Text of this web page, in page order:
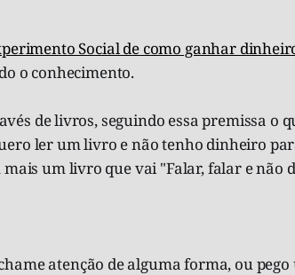
Social de como ganhar
o conhecimento.
de livros, seguindo essa premissa o
ler um livro e não tenho dinheiro
um livro que vai "Falar, falar e não
atenção de alguma forma, ou pego